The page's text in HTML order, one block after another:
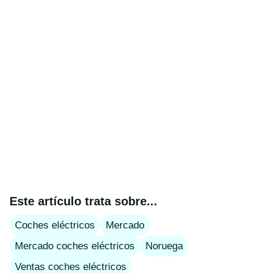
Este artículo trata sobre...
Coches eléctricos
Mercado
Mercado coches eléctricos
Noruega
Ventas coches eléctricos